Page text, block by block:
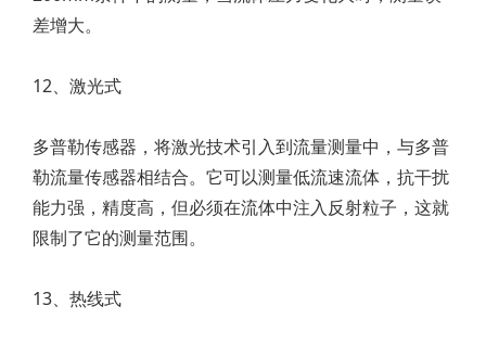
差增大。
12、激光式
多普勒传感器，将激光技术引入到流量测量中，与多普
勒流量传感器相结合。它可以测量低流速流体，抗干扰
能力强，精度高，但必须在流体中注入反射粒子，这就
限制了它的测量范围。
13、热线式